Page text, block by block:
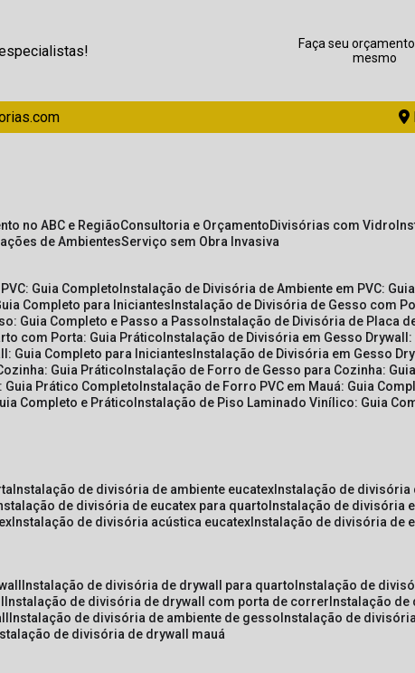
Faça seu
mesmo
no ABC e Região Consultoria e Orçamento Divisórias com Vidro
de Ambientes Serviço sem Obra Invasiva
Guia Completo Instalação de Divisória de Ambiente em PVC:
Completo para Iniciantes Instalação de Divisória de Gesso com
Guia Completo e Passo a Passo Instalação de Divisória de Placa
com Porta: Guia Prático Instalação de Divisória em Gesso
Guia Completo para Iniciantes Instalação de Divisória em Gesso
Guia Prático Instalação de Forro de Gesso para Cozinha:
Guia Prático Completo Instalação de Forro PVC em Mauá: Guia
Completo e Prático Instalação de Piso Laminado Vinílico: Guia
instalação de divisória de ambiente eucatex instalação de
de divisória de eucatex para quarto instalação de divisória
instalação de divisória acústica eucatex instalação de divisória de
instalação de divisória de drywall para quarto instalação de
instalação de divisória de drywall com porta de correr instalação
instalação de divisória de ambiente de gesso instalação de
de divisória de drywall mauá